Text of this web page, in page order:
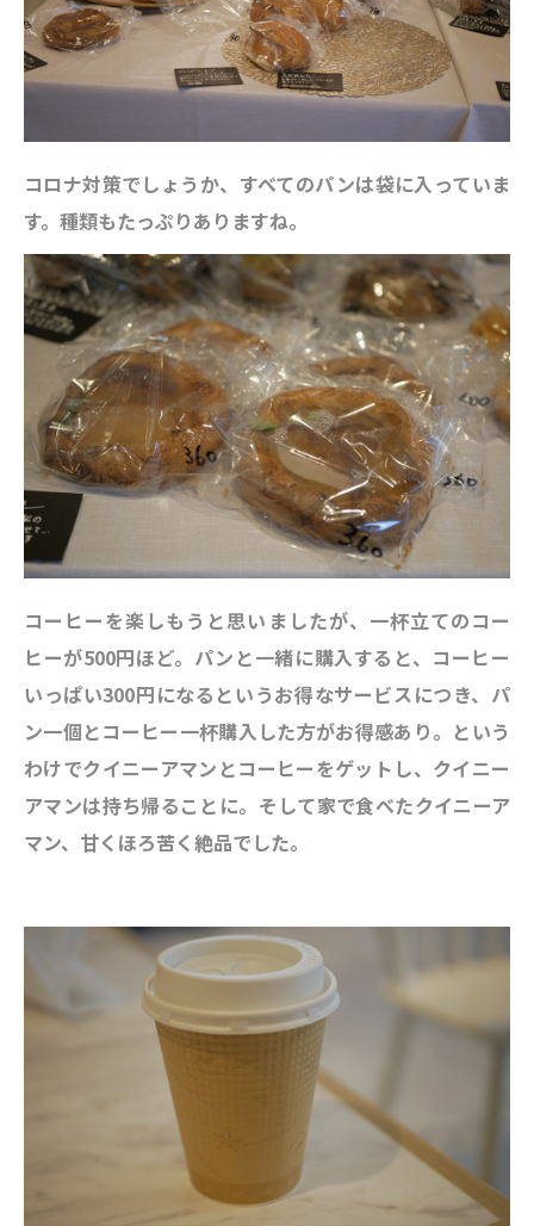
コロナ対策でしょうか、すべてのパンは袋に入っていま
す。種類もたっぷりありますね。
コーヒーを楽しもうと思いましたが、一杯立てのコー
ヒーが500円ほど。パンと一緒に購入すると、コーヒー
いっぱい300円になるというお得なサービスにつき、パ
ン一個とコーヒー一杯購入した方がお得感あり。という
わけでクイニーアマンとコーヒーをゲットし、クイニー
アマンは持ち帰ることに。そして家で食べたクイニーア
マン、甘くほろ苦く絶品でした。